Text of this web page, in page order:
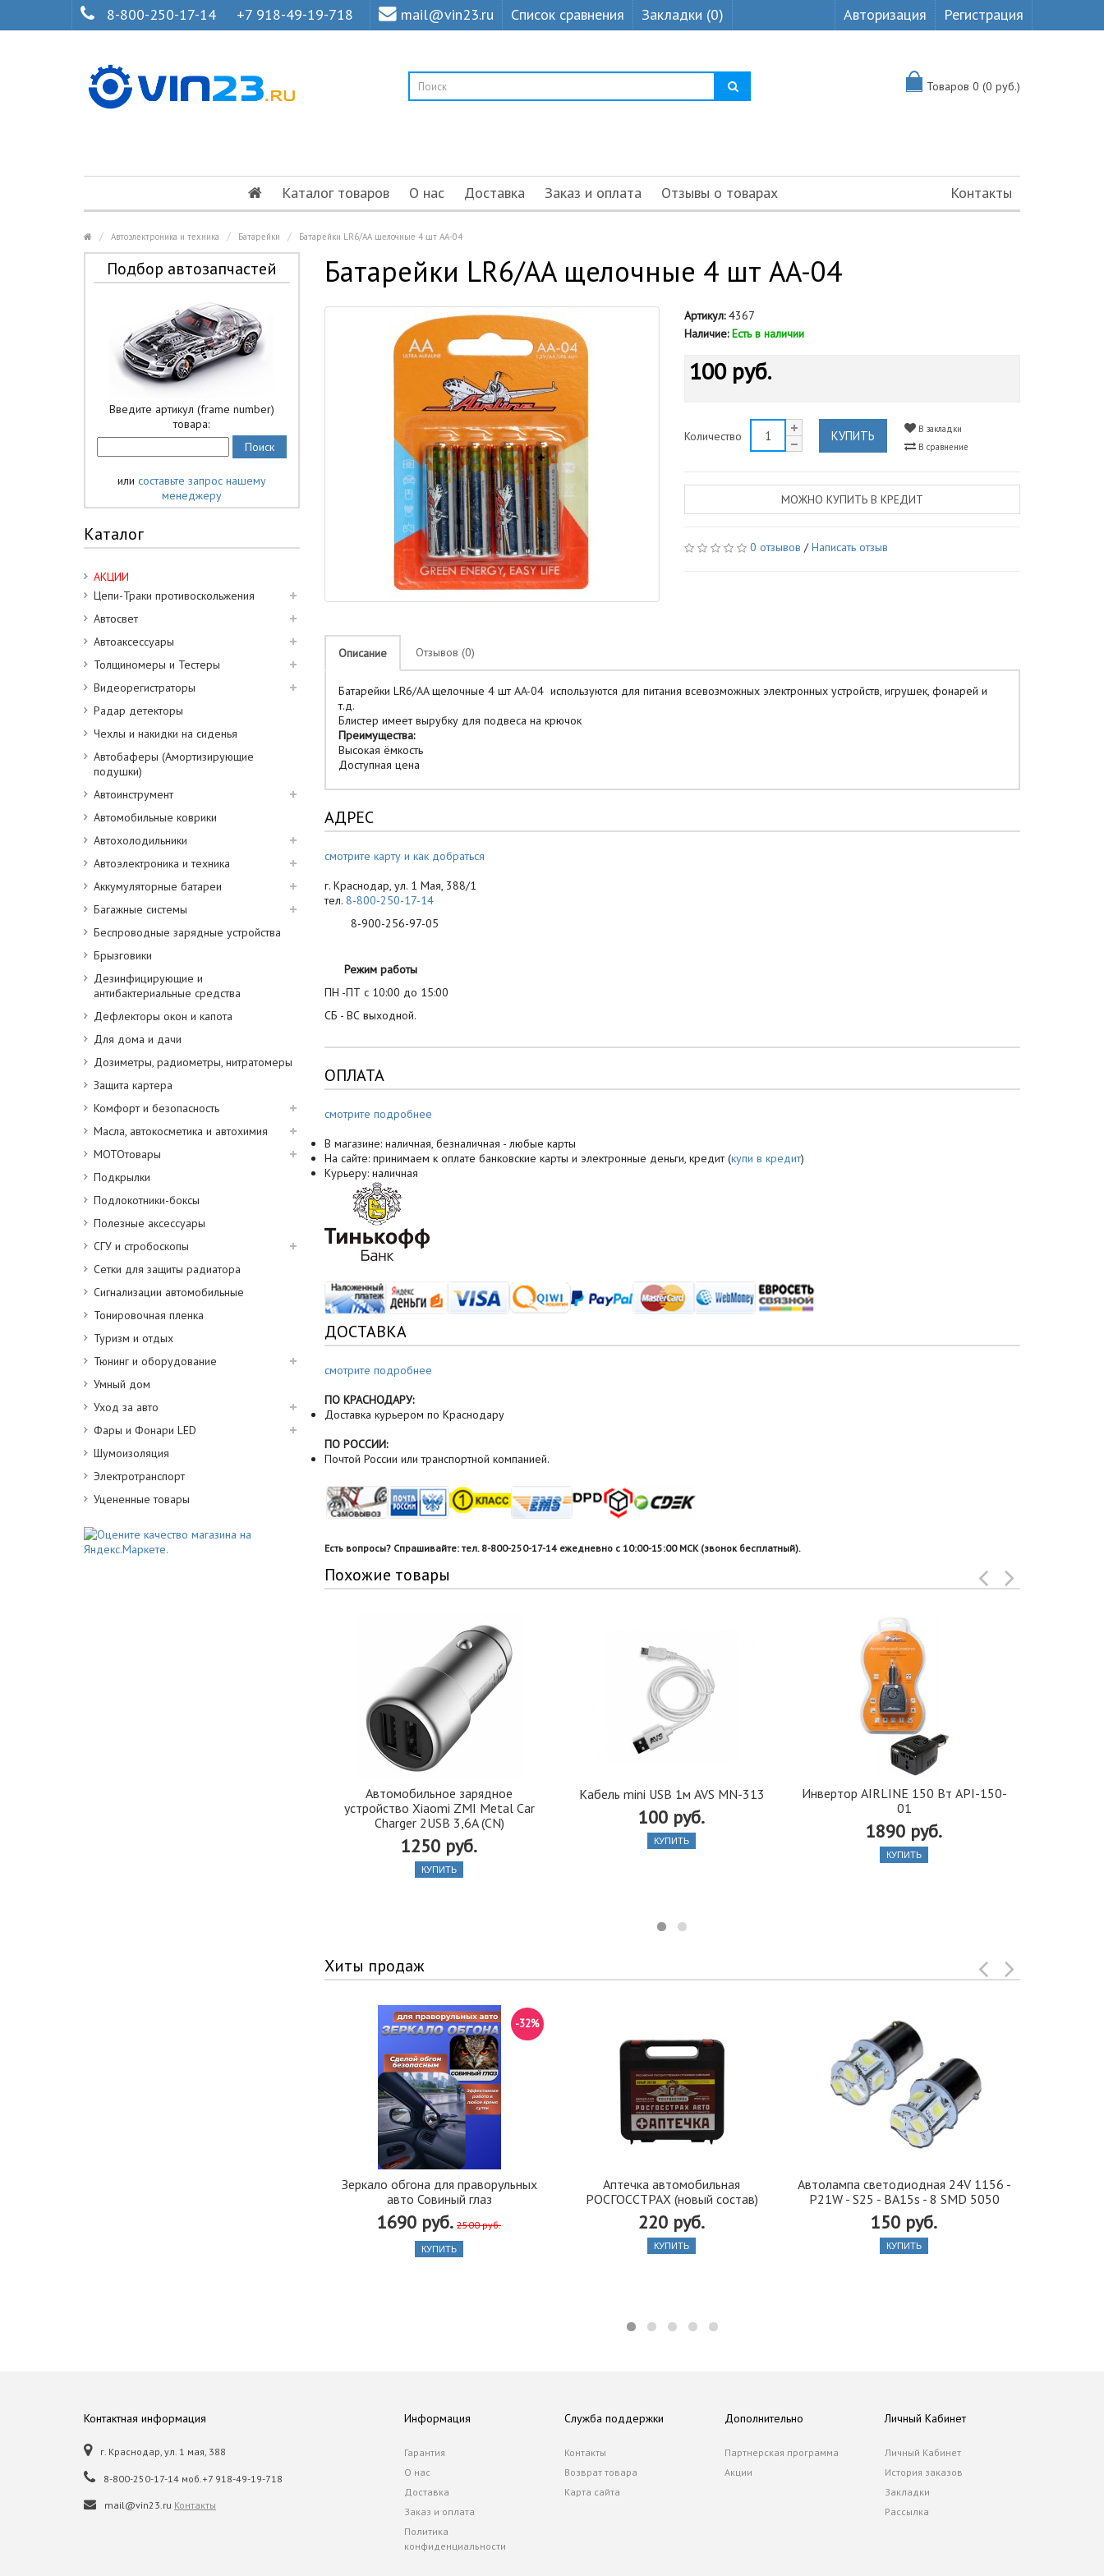
8-800-250-17-14 +7 918-49-19-718 mail@vin23.ru Список сравнения Закладки (0) Авторизация Регистрация
Товаров 0 (0 руб.)
Каталог товаров О нас Доставка Заказ и оплата Отзывы о товарах Контакты
Автоэлектроника и техника Батарейки Батарейки LR6/AA щелочные 4 шт AA-04
Подбор автозапчастей
Введите артикул (frame number)
товара:
или составьте запрос нашему
менеджеру
Каталог
АКЦИИ
Цепи-Траки противоскольжения
Автосвет
Автоаксессуары
Толщиномеры и Тестеры
Видеорегистраторы
Радар детекторы
Чехлы и накидки на сиденья
Автобаферы (Амортизирующие
подушки)
Автоинструмент
Автомобильные коврики
Автохолодильники
Автоэлектроника и техника
Аккумуляторные батареи
Багажные системы
Беспроводные зарядные устройства
Брызговики
Дезинфицирующие и
антибактериальные средства
Дефлекторы окон и капота
Для дома и дачи
Дозиметры, радиометры, нитратомеры
Защита картера
Комфорт и безопасность
Масла, автокосметика и автохимия
МОТОтовары
Подкрылки
Подлокотники-боксы
Полезные аксессуары
СГУ и стробоскопы
Сетки для защиты радиатора
Сигнализации автомобильные
Тонировочная пленка
Туризм и отдых
Тюнинг и оборудование
Умный дом
Уход за авто
Фары и Фонари LED
Шумоизоляция
Электротранспорт
Уцененные товары
Батарейки LR6/AA щелочные 4 шт AA-04
Артикул:4367
Наличие: Есть в наличии
100 руб.
Количество КУПИТЬ
В закладки
В сравнение
МОЖНО КУПИТЬ В КРЕДИТ
0 отзывов /Написать отзыв
Описание Отзывов (0)
Батарейки LR6/AA щелочные 4 шт AA-04 используются для питания всевозможных электронных устройств, игрушек, фонарей и
т.д.
Блистер имеет вырубку для подвеса на крючок
Преимущества:
Высокая ёмкость
Доступная цена
АДРЕС
смотрите карту и как добраться
г. Краснодар, ул. 1 Мая, 388/1
тел. 8-800-250-17-14
8-900-256-97-05
Режим работы
ПН -ПТ с 10:00 до 15:00
СБ - ВС выходной.
ОПЛАТА
смотрите подробнее
В магазине: наличная, безналичная - любые карты
На сайте: принимаем к оплате банковские карты и электронные деньги, кредит (купи в кредит)
Курьеру: наличная
ДОСТАВКА
смотрите подробнее
ПО КРАСНОДАРУ:
Доставка курьером по Краснодару
ПО РОССИИ:
Почтой России или транспортной компанией.
Есть вопросы? Спрашивайте: тел. 8-800-250-17-14 ежедневно с 10:00-15:00 МСК (звонок бесплатный).
Похожие товары
Автомобильное зарядное
устройство Xiaomi ZMI Metal Car
Charger 2USB 3,6A (CN)
1250 руб.
КУПИТЬ
Кабель mini USB 1м AVS MN-313
100 руб.
КУПИТЬ
Инвертор AIRLINE 150 Вт API-150-
01
1890 руб.
КУПИТЬ
Хиты продаж
Зеркало обгона для праворульных
авто Совиный глаз
1690 руб. 2500 руб.
-32%
КУПИТЬ
Аптечка автомобильная
РОСГОССТРАХ (новый состав)
220 руб.
КУПИТЬ
Автолампа cветодиодная 24V 1156 -
P21W - S25 - BA15s - 8 SMD 5050
150 руб.
КУПИТЬ
Контактная информация
г. Краснодар, ул. 1 мая, 388
8-800-250-17-14 моб.+7 918-49-19-718
mail@vin23.ru Контакты
Информация
Гарантия
О нас
Доставка
Заказ и оплата
Политика
конфиденциальности
Служба поддержки
Контакты
Возврат товара
Карта сайта
Дополнительно
Партнерская программа
Акции
Личный Кабинет
Личный Кабинет
История заказов
Закладки
Рассылка